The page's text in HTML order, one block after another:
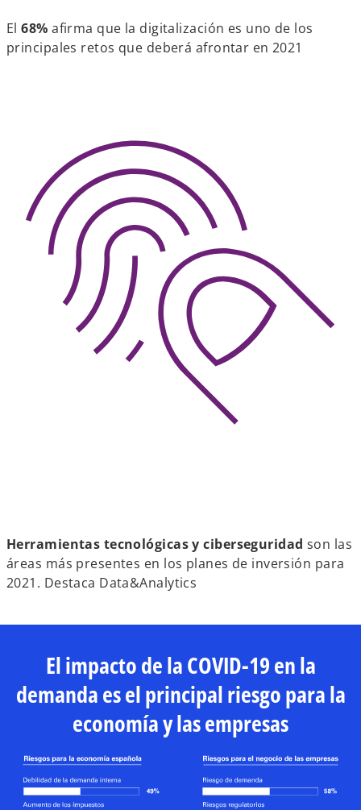
El68% afirma que la digitalización es uno de los
principales retos que deberá afrontar en 2021
Herramientas tecnológicas y ciberseguridad son las
áreas más presentes en los planes de inversión para
2021. Destaca Data&Analytics
El impacto de la COVID-19 en la
demanda es el principal riesgo para la
economía y las empresas